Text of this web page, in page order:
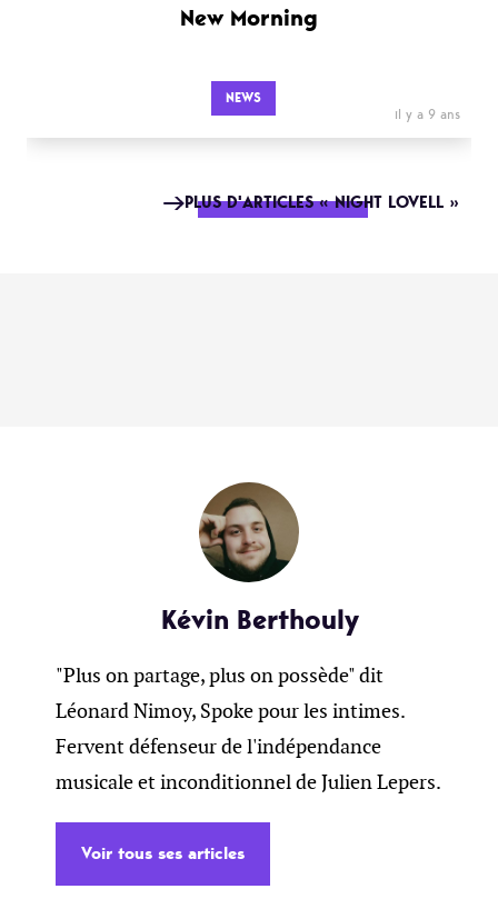
New Morning
NEWS
il y a 9 ans
PLUS D'ARTICLES « NIGHT LOVELL »
Kévin Berthouly
"Plus on partage, plus on possède" dit
Léonard Nimoy, Spoke pour les intimes.
Fervent défenseur de l'indépendance
musicale et inconditionnel de Julien Lepers.
Voir tous ses articles